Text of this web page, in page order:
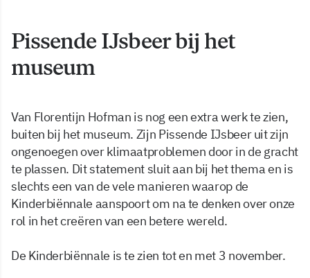
Pissende IJsbeer bij het
museum
Van Florentijn Hofman is nog een extra werk te zien,
buiten bij het museum. Zijn Pissende IJsbeer uit zijn
ongenoegen over klimaatproblemen door in de gracht
te plassen. Dit statement sluit aan bij het thema en is
slechts een van de vele manieren waarop de
Kinderbiënnale aanspoort om na te denken over onze
rol in het creëren van een betere wereld.
De Kinderbiënnale is te zien tot en met 3 november.